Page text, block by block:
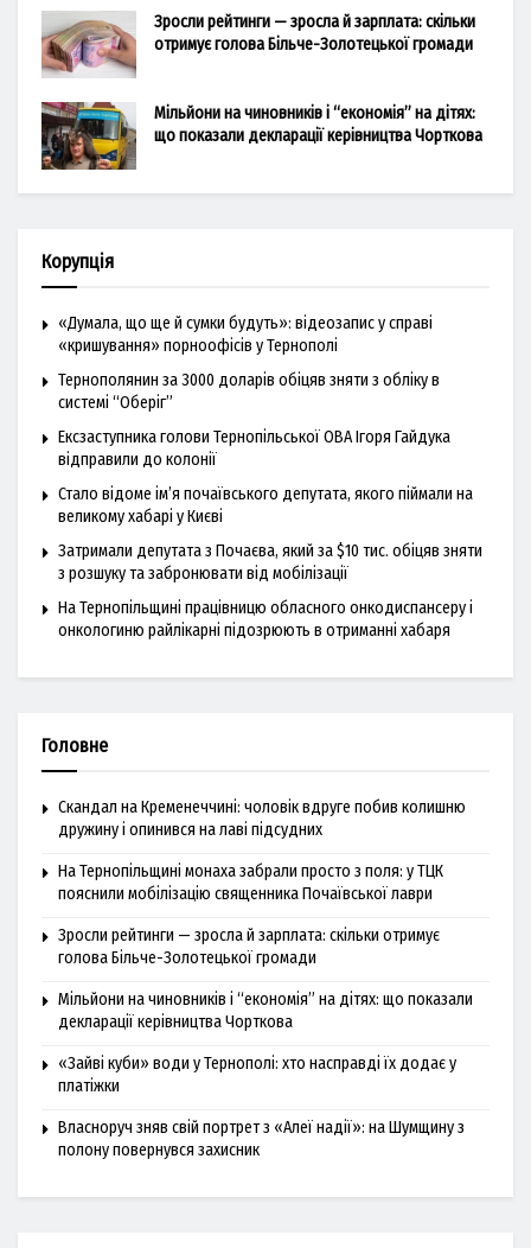
Зросли рейтинги — зросла й зарплата: скільки
отримує голова Більче-Золотецької громади
Мільйони на чиновників і “економія” на дітях:
що показали декларації керівництва Чорткова
Корупція
«Думала, що ще й сумки будуть»: відеозапис у справі
«кришування» порноофісів у Тернополі
Тернополянин за 3000 доларів обіцяв зняти з обліку в
системі “Оберіг”
Ексзаступника голови Тернопільської ОВА Ігоря Гайдука
відправили до колонії
Стало відоме ім’я почаївського депутата, якого піймали на
великому хабарі у Києві
Затримали депутата з Почаєва, який за $10 тис. обіцяв зняти
з розшуку та забронювати від мобілізації
На Тернопільщині працівницю обласного онкодиспансеру і
онкологиню райлікарні підозрюють в отриманні хабаря
Головне
Скандал на Кременеччині: чоловік вдруге побив колишню
дружину і опинився на лаві підсудних
На Тернопільщині монаха забрали просто з поля: у ТЦК
пояснили мобілізацію священника Почаївської лаври
Зросли рейтинги — зросла й зарплата: скільки отримує
голова Більче-Золотецької громади
Мільйони на чиновників і “економія” на дітях: що показали
декларації керівництва Чорткова
«Зайві куби» води у Тернополі: хто насправді їх додає у
платіжки
Власноруч зняв свій портрет з «Алеї надії»: на Шумщину з
полону повернувся захисник